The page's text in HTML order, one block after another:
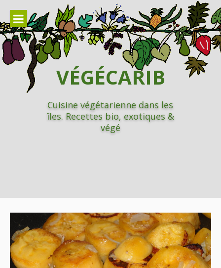
contenu
VÉGÉCARIB
Cuisine végétarienne dans les
îles. Recettes bio, exotiques &
végé